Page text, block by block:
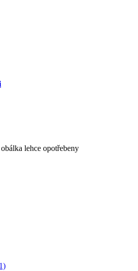
lehce opotřebeny